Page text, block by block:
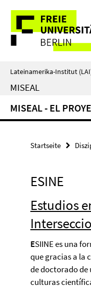
direkt
Inhalt
Service-
Navigation
Lateinamerika-Institut
MISEAL
MISEAL - EL
Startseite
ESINE
Estudios
ESIINE es una
que gracias a la
de doctorado de
culturas